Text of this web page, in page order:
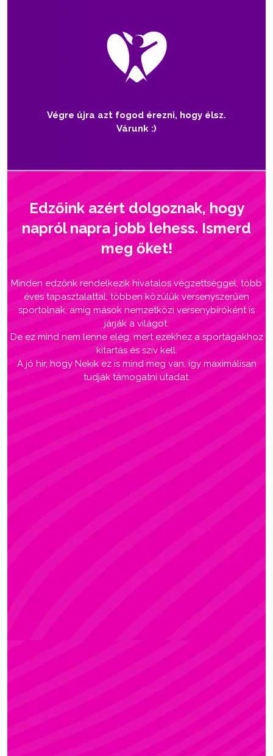
Végre újra azt fogod érezni, hogy élsz.
Várunk :)
Edzőink azért dolgoznak, hogy
napról napra jobb lehess. Ismerd
meg őket!
Minden edzőnk rendelkezik hivatalos végzettséggel, több
éves tapasztalattal, többen közülük versenyszerűen
sportolnak, amíg mások nemzetközi versenybíróként is
járják a világot.
De ez mind nem lenne elég, mert ezekhez a sportágakhoz
kitartás és szív kell.
A jó hír, hogy Nekik ez is mind meg van, így maximálisan
tudják támogatni utadat.